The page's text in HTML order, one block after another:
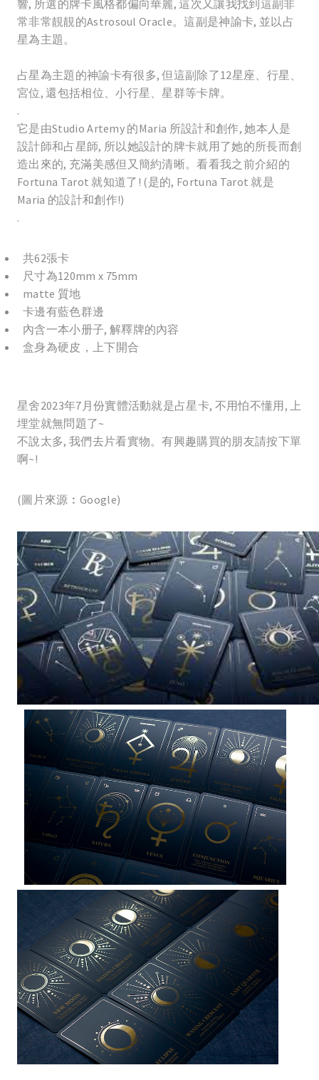
響, 所選的牌卡風格都偏向華麗, 這次又讓我找到這副非
常非常靚靚的Astrosoul Oracle。這副是神諭卡, 並以占
星為主題。
占星為主題的神諭卡有很多, 但這副除了12星座、行星、
宮位, 還包括相位、小行星、星群等卡牌。
.
它是由Studio Artemy 的Maria 所設計和創作, 她本人是
設計師和占星師, 所以她設計的牌卡就用了她的所長而創
造出來的, 充滿美感但又簡約清晰。看看我之前介紹的
Fortuna Tarot 就知道了! (是的, Fortuna Tarot 就是
Maria 的設計和創作!)
.
共62張卡
尺寸為120mm x 75mm
matte 質地
卡邊有藍色群邊
內含一本小册子, 解釋牌的內容
盒身為硬皮，上下開合
星舍2023年7月份實體活動就是占星卡, 不用怕不懂用, 上
埋堂就無問題了~
不說太多, 我們去片看實物。有興趣購買的朋友請按下單
啊~!
(圖片來源︰Google)